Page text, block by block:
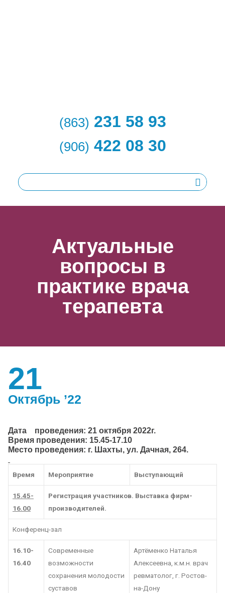
(863) 231 58 93
(906) 422 08 30
Актуальные
вопросы в
практике врача
терапевта
21
Октябрь ’22
Дата проведения: 21 октября 2022г.
Время проведения: 15.45-17.10
Место проведения: г. Шахты, ул. Дачная, 264.
Время Мероприятие Выступающий
15.45-
16.00
Регистрация участников. Выставка фирм-
производителей.
Конференц-зал
16.10-
16.40
Современные
возможности
сохранения молодости
суставов
Артёменко Наталья
Алексеевна, к.м.н. врач
ревматолог, г. Ростов-
на-Дону